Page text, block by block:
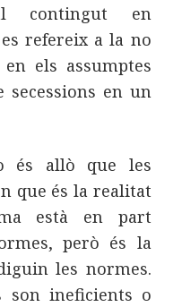
contingut en
refereix a la no
els assumptes
secessions en un
és allò que les
que és la realitat
està en part
però és la
les normes.
son ineficients o